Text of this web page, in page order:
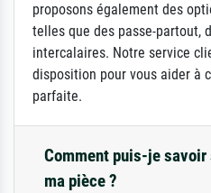
proposons également des
telles que des passe-partout,
intercalaires. Notre service
disposition pour vous aider à
parfaite.
Comment puis-je
ma pièce ?